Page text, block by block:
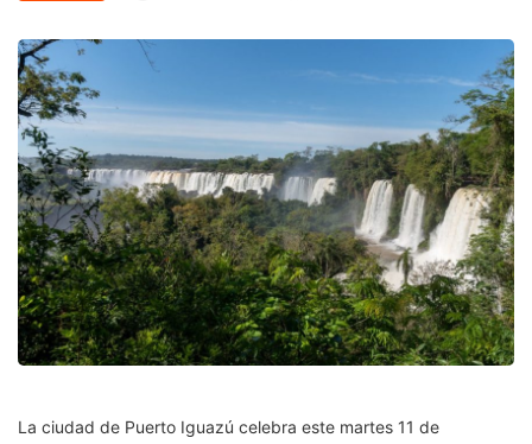
La ciudad de Puerto Iguazú celebra este martes 11 de